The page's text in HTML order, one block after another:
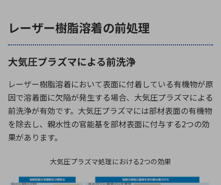
レーザー樹脂溶着の前処理
大気圧プラズマによる前洗浄
レーザー樹脂溶着において表面に付着している有機物が原
因で溶着面に欠陥が発生する場合、大気圧プラズマによる
前洗浄が有効です。大気圧プラズマには部材表面の有機物
を除去し、親水性の官能基を部材表面に付与する2つの効
果があります。
大気圧プラズマ処理における2つの効果